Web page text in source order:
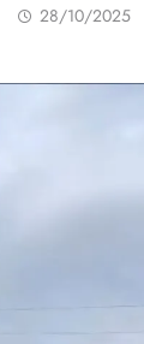
28/10/2025